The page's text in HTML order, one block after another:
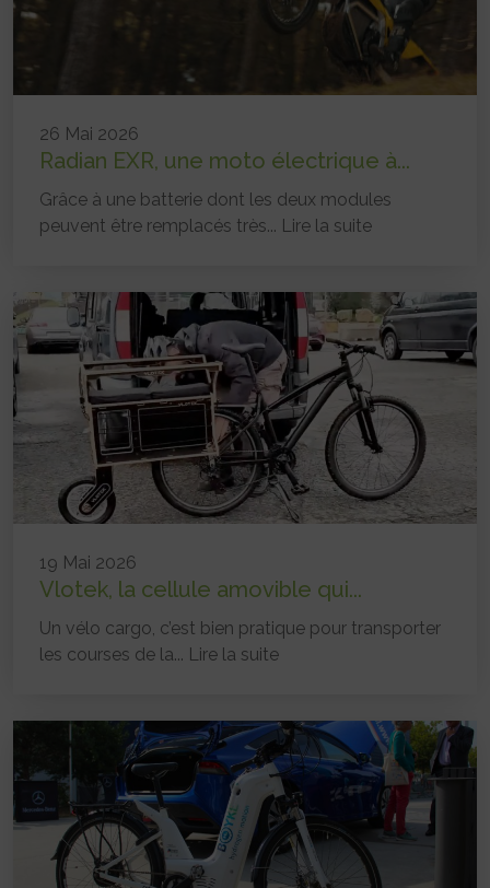
26 Mai 2026
Radian EXR, une moto électrique à...
Grâce à une batterie dont les deux modules
peuvent être remplacés très... Lire la suite
19 Mai 2026
Vlotek, la cellule amovible qui...
Un vélo cargo, c’est bien pratique pour transporter
les courses de la... Lire la suite